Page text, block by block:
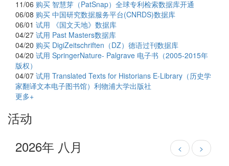
11/06 购买 智慧芽（PatSnap）全球专利检索数据库开通
06/08 购买 中国研究数据服务平台(CNRDS)数据库
06/01 试用
《国文天地》数据库
04/27 试用 Past Masters数据库
04/20 购买 DigiZeitschriften（DZ）德语过刊数据库
04/20 试用 SpringerNature- Palgrave 电子书（2005-2015年
版权）
04/07 试用 Translated Texts for Historians E-Library（历史学
家翻译文本电子图书馆）利物浦大学出版社
更多+
活动
2026年 八月
< >